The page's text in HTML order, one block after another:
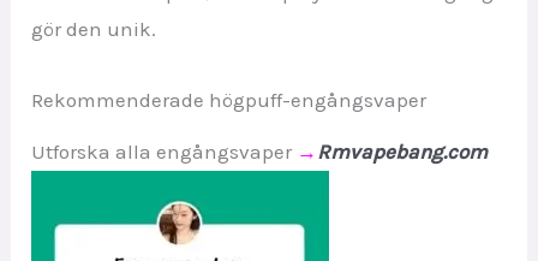
gör den unik.
Rekommenderade högpuff-engångsvaper
Utforska alla engångsvaper → Rmvapebang.com